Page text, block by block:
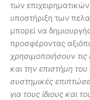
των
υποστήριξη των
μπορεί να
προσφέροντας
χρησιμοποιήσουν τις
και την επιστήμη
συστημικές
για τους ίδιους και